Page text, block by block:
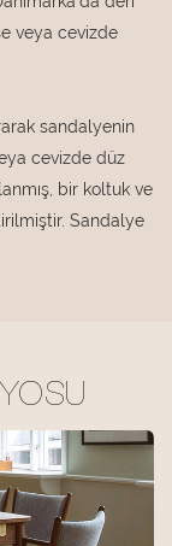
veya cevizde
sandalyenin
cevizde düz
bir koltuk ve
Sandalye